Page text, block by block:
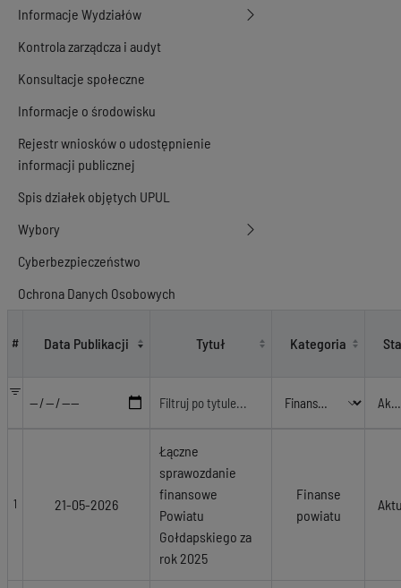
Informacje Wydziałów
Kontrola zarządcza i audyt
Konsultacje społeczne
Informacje o środowisku
Rejestr wniosków o udostępnienie
informacji publicznej
Spis działek objętych UPUL
Wybory
Cyberbezpieczeństwo
Ochrona Danych Osobowych
# Data Publikacji Tytuł Kategoria
1 21-05-2026
Łączne
sprawozdanie
finansowe
Powiatu
Gołdapskiego za
rok 2025
Finanse
powiatu